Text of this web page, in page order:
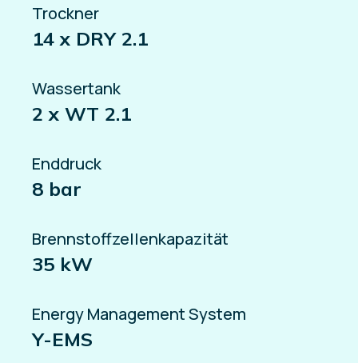
Trockner
14 x DRY 2.1
Wassertank
2 x WT 2.1
Enddruck
8 bar
Brennstoffzellenkapazität
35 kW
Energy Management System
Y-EMS